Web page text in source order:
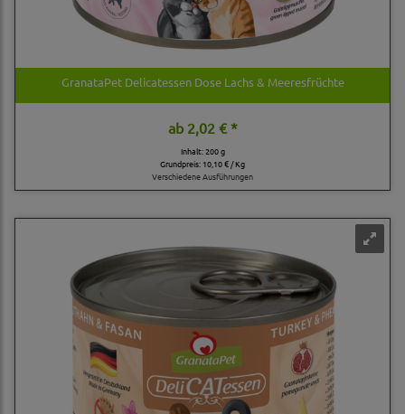
GranataPet Delicatessen Dose Lachs & Meeresfrüchte
ab2,02 € *
Inhalt: 200 g
Grundpreis: 10,10 € / Kg
Verschiedene Ausführungen